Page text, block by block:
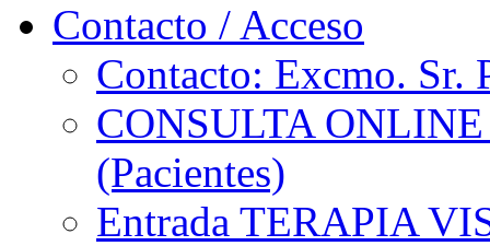
Contacto / Acceso
Contacto: Excmo. Sr.
CONSULTA
(Pacientes)
Entrada TERAPIA